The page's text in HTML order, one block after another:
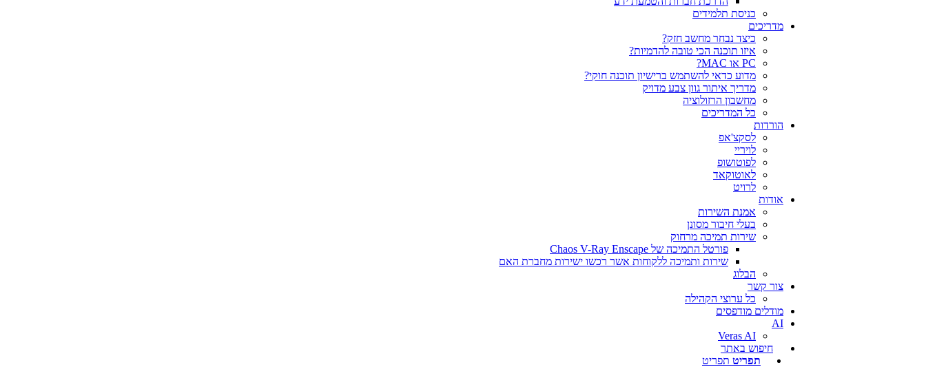
כניסת תלמידים
מדריכים
כיצד נבחר מחשב חזק?
איזו תוכנה הכי טובה להדמיות?‎‎
PC או MAC?
מדוע כדאי להשתמש ברישיון תוכנה חוקי?
מדריך איתור גוון צבע מדויק
מחשבון הרזולוציה
כל המדריכים
הורדות
לסקצ'אפ
לויריי
לפוטושופ
לאוטוקאד
לרויט
אודות
אמנת השירות
בעלי חיבור מסונן
שירות תמיכה מרחוק
פורטל התמיכה של Chaos V-Ray Enscape
שירות ותמיכה ללקוחות אשר רכשו ישירות מחברת האם
הבלוג
צור קשר
כל ערוצי הקהילה
מודלים מודפסים
AI
Veras AI
חיפוש באתר
תפריט תפריט